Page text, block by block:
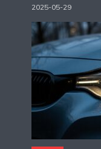
2025-05-29